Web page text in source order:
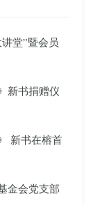
堂”暨会员
新书捐赠仪
新书在榕首
金会党支部